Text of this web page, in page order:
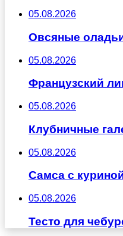
05.08.2026
Овсяные
05.08.2026
Французский
05.08.2026
Клубничные
05.08.2026
Самса с
05.08.2026
Тесто для